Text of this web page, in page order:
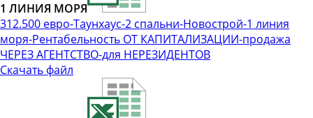
1 ЛИНИЯ МОРЯ
312.500 евро-Таунхаус-2 спальни-Новострой-1 линия
моря-Рентабельность ОТ КАПИТАЛИЗАЦИИ-продажа
ЧЕРЕЗ АГЕНТСТВО-для НЕРЕЗИДЕНТОВ
Скачать файл